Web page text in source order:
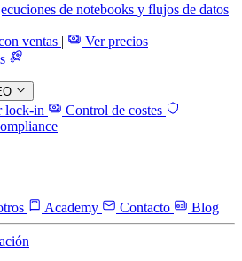
de notebooks y flujos de datos
ventas |
Ver precios
lock-in
Control de costes
Academy Contacto Blog